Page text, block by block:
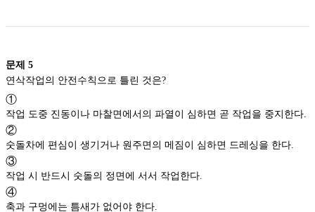
문제 5
①
작업 도중 진동이나 마찰면에서의 파열이 심하면 곧 작업을 중지한다.
②
숫돌차에 편심이 생기거나 원주면의 메짐이 심하면 드레싱을 한다.
③
작업 시 반드시 숫돌의 정면에 서서 작업한다.
④
축과 구멍에는 틈새가 없어야 한다.